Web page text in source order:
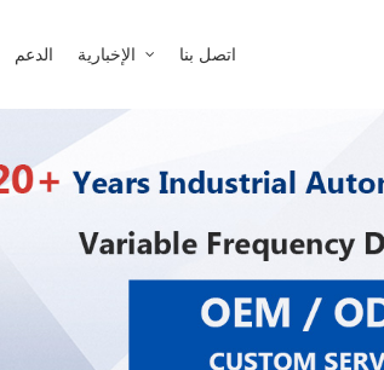
الدعم اتصل بنا عن ماذا